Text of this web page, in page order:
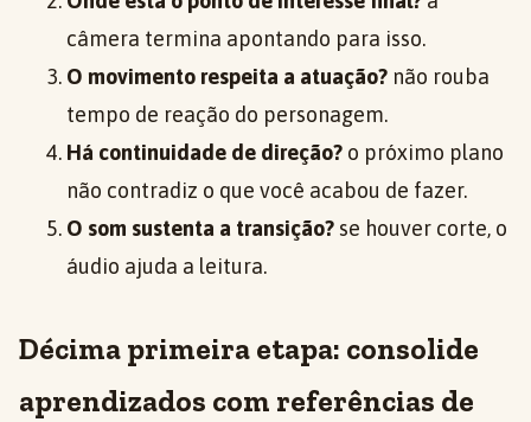
câmera termina apontando para isso.
O movimento respeita a atuação? não rouba
tempo de reação do personagem.
Há continuidade de direção? o próximo plano
não contradiz o que você acabou de fazer.
O som sustenta a transição? se houver corte, o
áudio ajuda a leitura.
Décima primeira etapa: consolide
aprendizados com referências de